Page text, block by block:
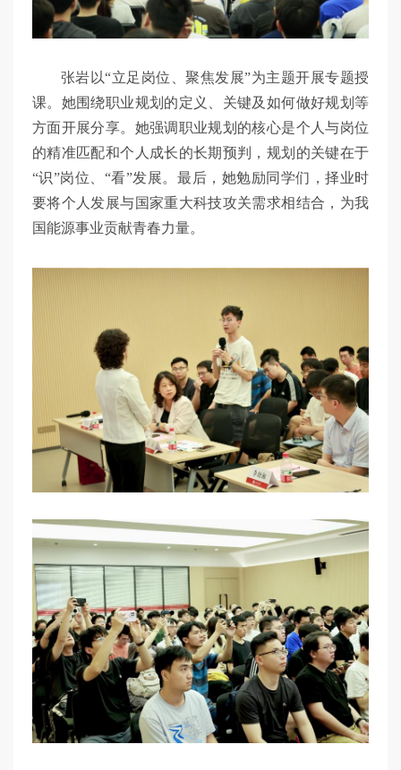
张岩以“立足岗位、聚焦发展”为主题开展专题授
课。她围绕职业规划的定义、关键及如何做好规划等
方面开展分享。她强调职业规划的核心是个人与岗位
的精准匹配和个人成长的长期预判，规划的关键在于
“识”岗位、“看”发展。最后，她勉励同学们，择业时
要将个人发展与国家重大科技攻关需求相结合，为我
国能源事业贡献青春力量。